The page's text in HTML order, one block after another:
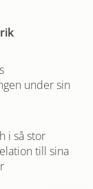
under sin
i så stor
till sina